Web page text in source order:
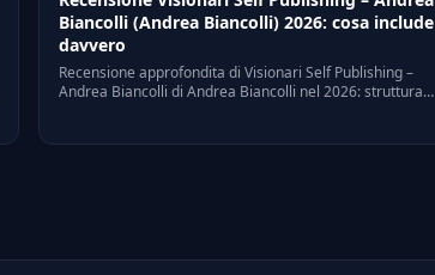
Biancolli (Andrea Biancolli) 2026: cosa include
davvero
Recensione approfondita di Visionari Self Publishing –
Andrea Biancolli di Andrea Biancolli nel 2026: struttura